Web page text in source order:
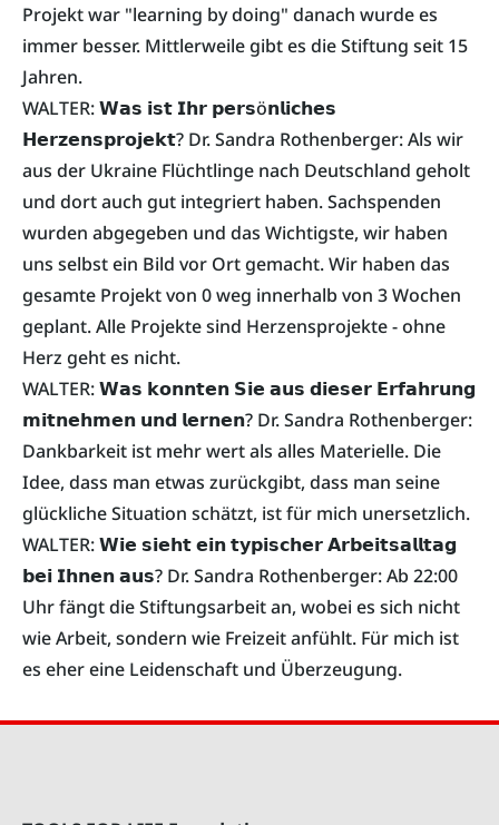
Projekt war "learning by doing" danach wurde es
immer besser. Mittlerweile gibt es die Stiftung seit 15
Jahren.
WALTER: 𝗪𝗮𝘀 𝗶𝘀𝘁 𝗜𝗵𝗿 𝗽𝗲𝗿𝘀ö𝗻𝗹𝗶𝗰𝗵𝗲𝘀
𝗛𝗲𝗿𝘇𝗲𝗻𝘀𝗽𝗿𝗼𝗷𝗲𝗸𝘁? Dr. Sandra Rothenberger: Als wir
aus der Ukraine Flüchtlinge nach Deutschland geholt
und dort auch gut integriert haben. Sachspenden
wurden abgegeben und das Wichtigste, wir haben
uns selbst ein Bild vor Ort gemacht. Wir haben das
gesamte Projekt von 0 weg innerhalb von 3 Wochen
geplant. Alle Projekte sind Herzensprojekte - ohne
Herz geht es nicht.
WALTER: 𝗪𝗮𝘀 𝗸𝗼𝗻𝗻𝘁𝗲𝗻 𝗦𝗶𝗲 𝗮𝘂𝘀 𝗱𝗶𝗲𝘀𝗲𝗿 𝗘𝗿𝗳𝗮𝗵𝗿𝘂𝗻𝗴
𝗺𝗶𝘁𝗻𝗲𝗵𝗺𝗲𝗻 𝘂𝗻𝗱 𝗹𝗲𝗿𝗻𝗲𝗻? Dr. Sandra Rothenberger:
Dankbarkeit ist mehr wert als alles Materielle. Die
Idee, dass man etwas zurückgibt, dass man seine
glückliche Situation schätzt, ist für mich unersetzlich.
WALTER: 𝗪𝗶𝗲 𝘀𝗶𝗲𝗵𝘁 𝗲𝗶𝗻 𝘁𝘆𝗽𝗶𝘀𝗰𝗵𝗲𝗿 𝗔𝗿𝗯𝗲𝗶𝘁𝘀𝗮𝗹𝗹𝘁𝗮𝗴
𝗯𝗲𝗶 𝗜𝗵𝗻𝗲𝗻 𝗮𝘂𝘀? Dr. Sandra Rothenberger: Ab 22:00
Uhr fängt die Stiftungsarbeit an, wobei es sich nicht
wie Arbeit, sondern wie Freizeit anfühlt. Für mich ist
es eher eine Leidenschaft und Überzeugung.